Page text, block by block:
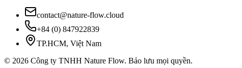
contact@nature-flow.cloud
+84 (0) 847922839
TP.HCM, Việt Nam
© 2026 Công ty TNHH Nature Flow. Bảo lưu mọi quyền.